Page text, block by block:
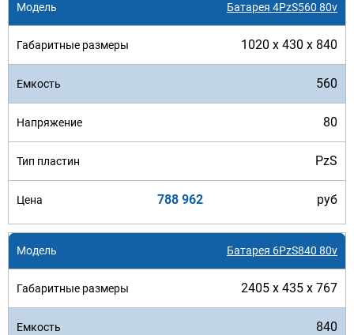
Батарея 4PzS560 80v
1020 x 430 x 840
560
80
PzS
788 962 руб
Батарея 6PzS840 80v
2405 x 435 x 767
840